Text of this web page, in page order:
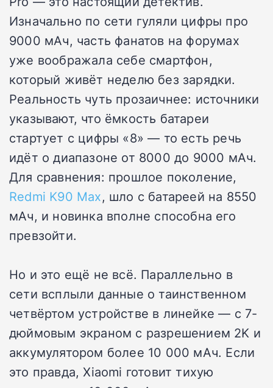
Изначально по сети гуляли цифры про
9000 мАч, часть фанатов на форумах
уже воображала себе смартфон,
который живёт неделю без зарядки.
Реальность чуть прозаичнее: источники
указывают, что ёмкость батареи
стартует с цифры «8» — то есть речь
идёт о диапазоне от 8000 до 9000 мАч.
Для сравнения: прошлое поколение,
Redmi K90 Max, шло с батареей на 8550
мАч, и новинка вполне способна его
превзойти.
Но и это ещё не всё. Параллельно в
сети всплыли данные о таинственном
четвёртом устройстве в линейке — с 7-
дюймовым экраном с разрешением 2K и
аккумулятором более 10 000 мАч. Если
это правда, Xiaomi готовит тихую